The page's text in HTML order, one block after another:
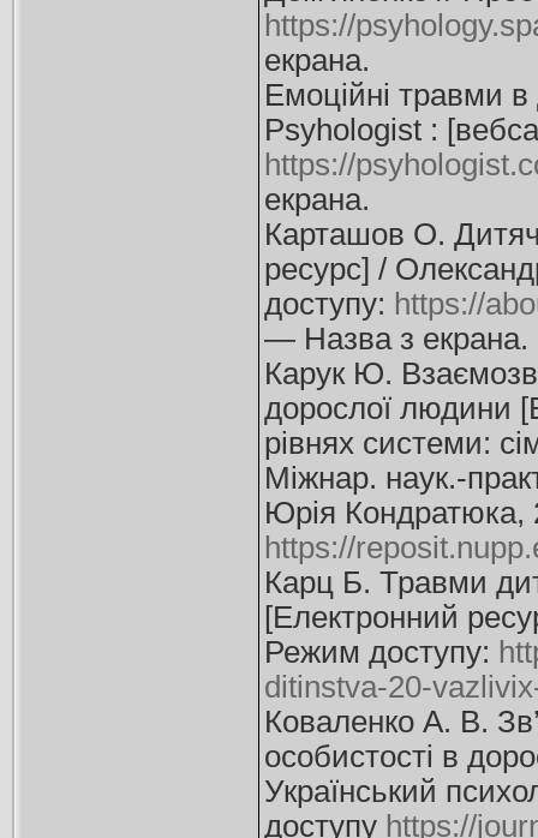
https://
екрана.
Емоційні травми
Psyhologist :
https://
екрана.
Карташов О.
ресурс] /
доступу: https://
— Назва з екрана.
Карук Ю.
дорослої людини
рівнях системи:
Міжнар. наук.-
Юрія Кондратюка,
https://
Карц Б. Травми
[Електронний
Режим доступу:
ditinstva-20-
Коваленко А. В.
особистості в
Український
доступу https://